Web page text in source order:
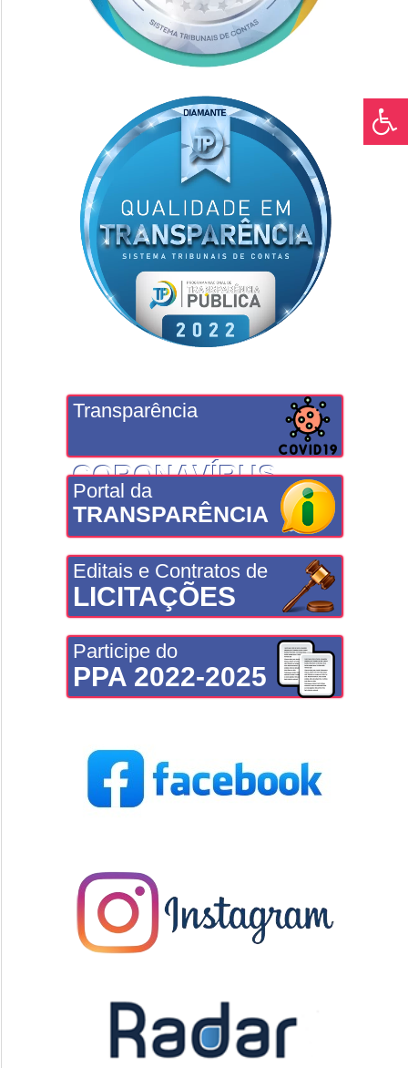
Transparência
CORONAVÍRUS
Portal da
TRANSPARÊNCIA
Editais e Contratos de
LICITAÇÕES
Participe do
PPA 2022-2025